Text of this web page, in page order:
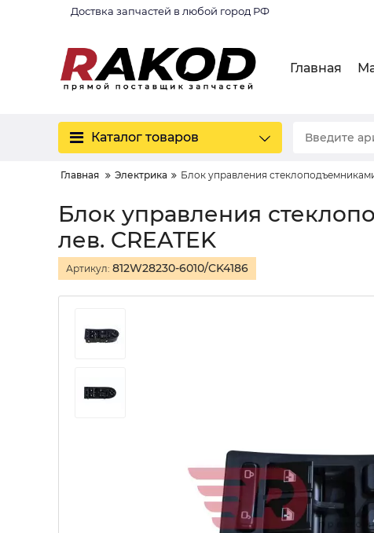
Доствка запчастей в любой город РФ
Главная
Каталог товаров
Главная Электрика Блок управления
Блок управления
лев. CREATEK
Артикул: 812W28230-6010/CK4186